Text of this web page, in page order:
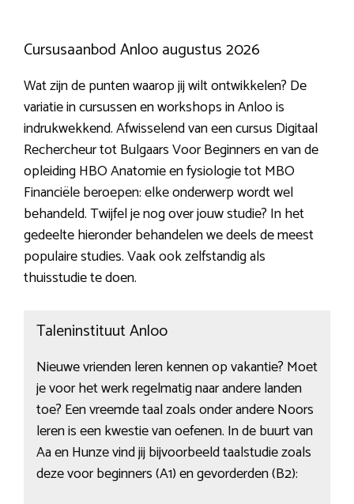
Cursusaanbod Anloo augustus 2026
Wat zijn de punten waarop jij wilt ontwikkelen? De
variatie in cursussen en workshops in Anloo is
indrukwekkend. Afwisselend van een cursus Digitaal
Rechercheur tot Bulgaars Voor Beginners en van de
opleiding HBO Anatomie en fysiologie tot MBO
Financiële beroepen: elke onderwerp wordt wel
behandeld. Twijfel je nog over jouw studie? In het
gedeelte hieronder behandelen we deels de meest
populaire studies. Vaak ook zelfstandig als
thuisstudie te doen.
Taleninstituut Anloo
Nieuwe vrienden leren kennen op vakantie? Moet
je voor het werk regelmatig naar andere landen
toe? Een vreemde taal zoals onder andere Noors
leren is een kwestie van oefenen. In de buurt van
Aa en Hunze vind jij bijvoorbeeld taalstudie zoals
deze voor beginners (A1) en gevorderden (B2):